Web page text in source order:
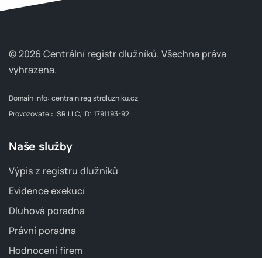
© 2026 Centrální registr dlužníků. Všechna práva
vyhrazena.
Domain info: centralniregistrdluzniku.cz
Provozovatel: ISR LLC, ID: 1791193-92
Naše služby
Výpis z registru dlužníků
Evidence exekucí
Dluhová poradna
Právní poradna
Hodnocení firem